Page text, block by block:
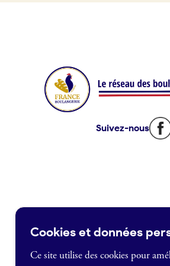
Offres
Je suis
Suivez-nous
Cookies et données
Ce site utilise des cookies pour